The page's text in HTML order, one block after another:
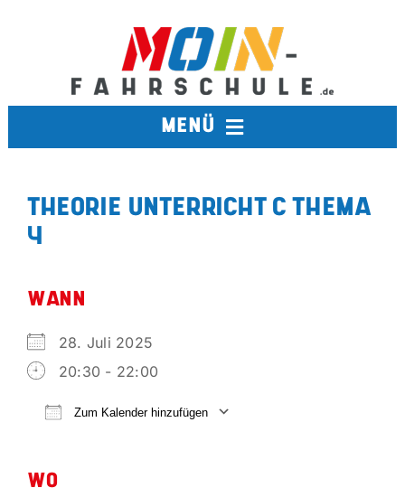
MENÜ
VORTEILSPARTNER
THEORIE UNTERRICHT C THEMA
4
WANN
28. Juli 2025
20:30 - 22:00
Zum Kalender hinzufügen
WO